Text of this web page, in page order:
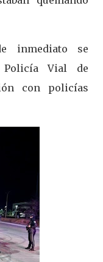
inmediato se
Vial de
con policías